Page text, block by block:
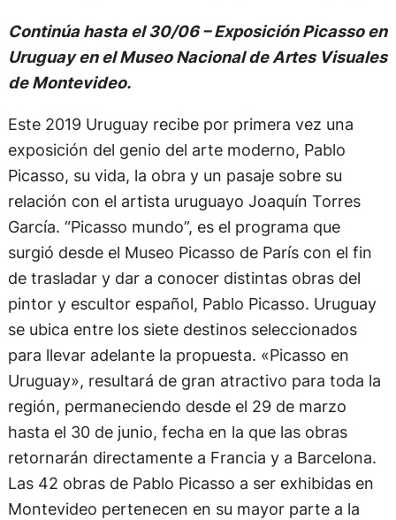
Continúa hasta el 30/06 – Exposición Picasso en
Uruguay en el Museo Nacional de Artes Visuales
de Montevideo.
Este 2019 Uruguay recibe por primera vez una
exposición del genio del arte moderno, Pablo
Picasso, su vida, la obra y un pasaje sobre su
relación con el artista uruguayo Joaquín Torres
García. “Picasso mundo”, es el programa que
surgió desde el Museo Picasso de París con el fin
de trasladar y dar a conocer distintas obras del
pintor y escultor español, Pablo Picasso. Uruguay
se ubica entre los siete destinos seleccionados
para llevar adelante la propuesta. «Picasso en
Uruguay», resultará de gran atractivo para toda la
región, permaneciendo desde el 29 de marzo
hasta el 30 de junio, fecha en la que las obras
retornarán directamente a Francia y a Barcelona.
Las 42 obras de Pablo Picasso a ser exhibidas en
Montevideo pertenecen en su mayor parte a la